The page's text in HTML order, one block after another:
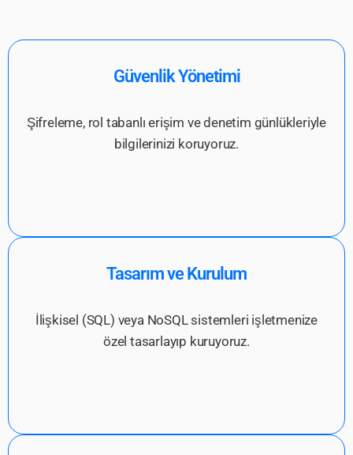
Güvenlik Yönetimi
Şifreleme, rol tabanlı erişim ve denetim günlükleriyle
bilgilerinizi koruyoruz.
Tasarım ve Kurulum
İlişkisel (SQL) veya NoSQL sistemleri işletmenize
özel tasarlayıp kuruyoruz.